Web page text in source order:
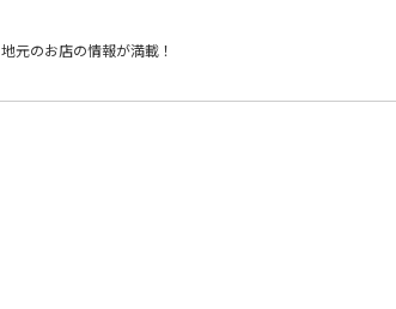
地元のお店の情報が満載！